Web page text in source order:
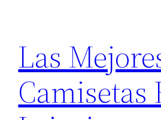
contenido
Las
Camisetas